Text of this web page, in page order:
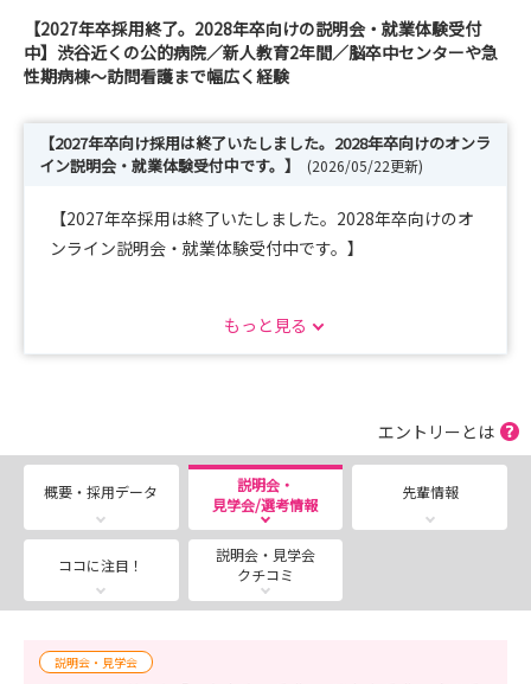
【2027年卒採用終了。2028年卒向けの説明会・就業体験受付
中】渋谷近くの公的病院／新人教育2年間／脳卒中センターや急
性期病棟～訪問看護まで幅広く経験
【2027年卒向け採用は終了いたしました。2028年卒向けのオンラ
イン説明会・就業体験受付中です。】
(2026/05/22更新)
【2027年卒採用は終了いたしました。2028年卒向けのオ
ンライン説明会・就業体験受付中です。】
第1回：2026年8月8日(土) 10:00-11:00
テーマ：「三宿病院の認知症看護および訪問看護ステーシ
ョン（の看護）について」
合同就職説明会では聞けない「三宿病院の看護」
について、認知症看護認定看護師・訪問看護師と若手看護
師が
急性期から在宅まで、三宿病院の“看護”を知る機
もっと見る
エントリーとは
概要・採用データ
説明会・
見学会/選考情報
先輩情報
ココに注目！
説明会・見学会
クチコミ
説明会・見学会